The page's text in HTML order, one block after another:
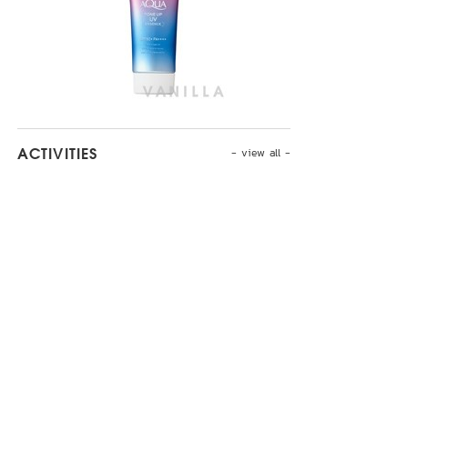
- view all -
ACTIVITIES